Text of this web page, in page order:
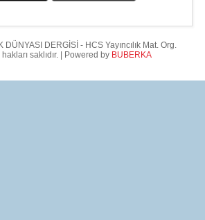
DERGİSİ - HCS Yayıncılık Mat. Org.
saklıdır. | Powered by BUBERKA